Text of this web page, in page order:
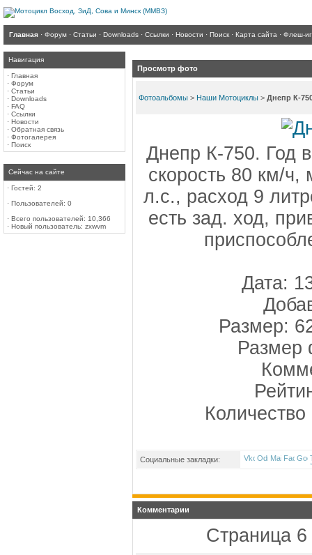
Главная · Форум · Статьи · Downloads · Ссылки · Новости · Поиск · Карта сайта · Флеш-
Навигация
· Главная
· Форум
· Статьи
· Downloads
· FAQ
· Ссылки
· Новости
· Обратная связь
· Фотогалерея
· Поиск
Сейчас на сайте
· Гостей: 2
· Пользователей: 0
· Всего пользователей: 10,366
· Новый пользователь: zxwvm
Просмотр фото
Фотоальбомы > Наши Мотоциклы > Днепр К-
Днепр К-750. Год
скорость 80 км/ч,
л.с., расход 9
есть зад. ход,
Дата:
Размер:
Размер
Социальные закладки:
Комментарии
Страница